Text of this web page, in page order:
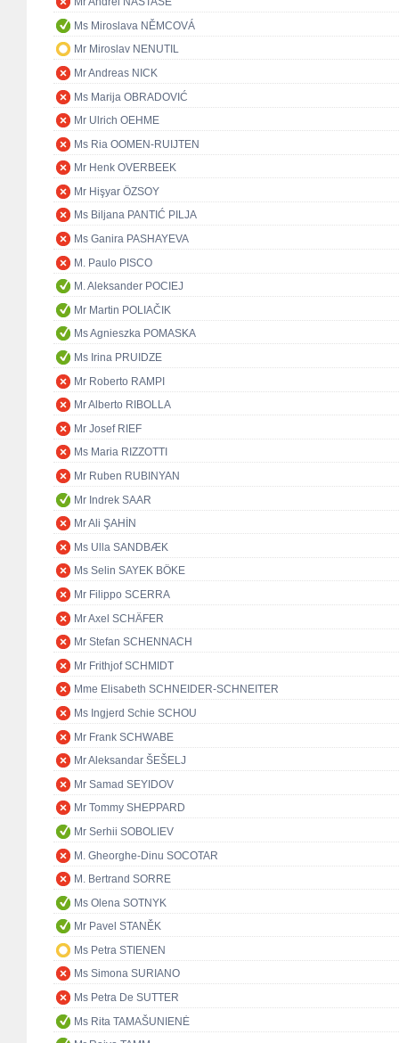
Ms Miroslava NĚMCOVÁ
Mr Miroslav NENUTIL
Mr Andreas NICK
Ms Marija OBRADOVIĆ
Mr Ulrich OEHME
Ms Ria OOMEN-RUIJTEN
Mr Henk OVERBEEK
Mr Hişyar ÖZSOY
Ms Biljana PANTIĆ PILJA
Ms Ganira PASHAYEVA
M. Paulo PISCO
M. Aleksander POCIEJ
Mr Martin POLIAČIK
Ms Agnieszka POMASKA
Ms Irina PRUIDZE
Mr Roberto RAMPI
Mr Alberto RIBOLLA
Mr Josef RIEF
Ms Maria RIZZOTTI
Mr Ruben RUBINYAN
Mr Indrek SAAR
Mr Ali ŞAHİN
Ms Ulla SANDBÆK
Ms Selin SAYEK BÖKE
Mr Filippo SCERRA
Mr Axel SCHÄFER
Mr Stefan SCHENNACH
Mr Frithjof SCHMIDT
Mme Elisabeth SCHNEIDER-SCHNEITER
Ms Ingjerd Schie SCHOU
Mr Frank SCHWABE
Mr Aleksandar ŠEŠELJ
Mr Samad SEYIDOV
Mr Tommy SHEPPARD
Mr Serhii SOBOLIEV
M. Gheorghe-Dinu SOCOTAR
M. Bertrand SORRE
Ms Olena SOTNYK
Mr Pavel STANĚK
Ms Petra STIENEN
Ms Simona SURIANO
Ms Petra De SUTTER
Ms Rita TAMAŠUNIENĖ